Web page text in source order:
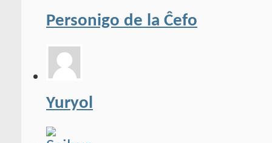
Personigo de la Ĉefo
Yuryol